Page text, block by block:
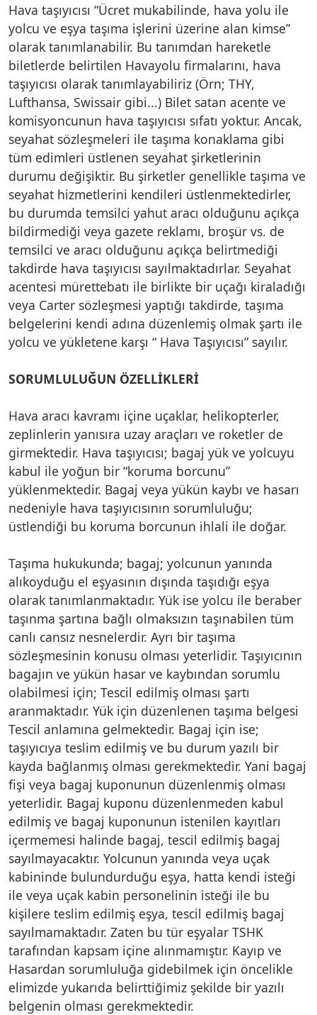
Hava taşıyıcısı “Ücret mukabilinde, hava yolu ile
yolcu ve eşya taşıma işlerini üzerine alan kimse”
olarak tanımlanabilir. Bu tanımdan hareketle
biletlerde belirtilen Havayolu firmalarını, hava
taşıyıcısı olarak tanımlayabiliriz (Örn; THY,
Lufthansa, Swissair gibi...) Bilet satan acente ve
komisyoncunun hava taşıyıcısı sıfatı yoktur. Ancak,
seyahat sözleşmeleri ile taşıma konaklama gibi
tüm edimleri üstlenen seyahat şirketlerinin
durumu değişiktir. Bu şirketler genellikle taşıma ve
seyahat hizmetlerini kendileri üstlenmektedirler,
bu durumda temsilci yahut aracı olduğunu açıkça
bildirmediği veya gazete reklamı, broşür vs. de
temsilci ve aracı olduğunu açıkça belirtmediği
takdirde hava taşıyıcısı sayılmaktadırlar. Seyahat
acentesi mürettebatı ile birlikte bir uçağı kiraladığı
veya Carter sözleşmesi yaptığı takdirde, taşıma
belgelerini kendi adına düzenlemiş olmak şartı ile
yolcu ve yükletene karşı “ Hava Taşıyıcısı” sayılır.
SORUMLULUĞUN ÖZELLİKLERİ
Hava aracı kavramı içine uçaklar, helikopterler,
zeplinlerin yanısıra uzay araçları ve roketler de
girmektedir. Hava taşıyıcısı; bagaj yük ve yolcuyu
kabul ile yoğun bir “koruma borcunu”
yüklenmektedir. Bagaj veya yükün kaybı ve hasarı
nedeniyle hava taşıyıcısının sorumluluğu;
üstlendiği bu koruma borcunun ihlali ile doğar.
Taşıma hukukunda; bagaj; yolcunun yanında
alıkoyduğu el eşyasının dışında taşıdığı eşya
olarak tanımlanmaktadır. Yük ise yolcu ile beraber
taşınma şartına bağlı olmaksızın taşınabilen tüm
canlı cansız nesnelerdir. Ayrı bir taşıma
sözleşmesinin konusu olması yeterlidir. Taşıyıcının
bagajın ve yükün hasar ve kaybından sorumlu
olabilmesi için; Tescil edilmiş olması şartı
aranmaktadır. Yük için düzenlenen taşıma belgesi
Tescil anlamına gelmektedir. Bagaj için ise;
taşıyıcıya teslim edilmiş ve bu durum yazılı bir
kayda bağlanmış olması gerekmektedir. Yani bagaj
fişi veya bagaj kuponunun düzenlenmiş olması
yeterlidir. Bagaj kuponu düzenlenmeden kabul
edilmiş ve bagaj kuponunun istenilen kayıtları
içermemesi halinde bagaj, tescil edilmiş bagaj
sayılmayacaktır. Yolcunun yanında veya uçak
kabininde bulundurduğu eşya, hatta kendi isteği
ile veya uçak kabin personelinin isteği ile bu
kişilere teslim edilmiş eşya, tescil edilmiş bagaj
sayılmamaktadır. Zaten bu tür eşyalar TSHK
tarafından kapsam içine alınmamıştır. Kayıp ve
Hasardan sorumluluğa gidebilmek için öncelikle
elimizde yukarıda belirttiğimiz şekilde bir yazılı
belgenin olması gerekmektedir.